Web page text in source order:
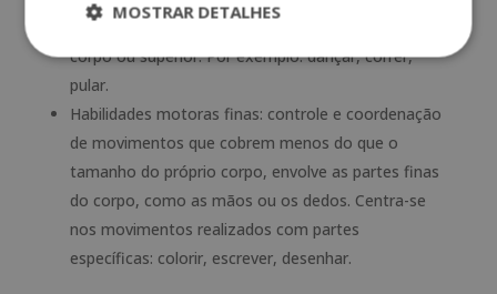
movimentos que compõem o tamanho do próprio
corpo ou superior. Por exemplo: dançar, correr,
pular.
Habilidades motoras finas: controle e coordenação
de movimentos que cobrem menos do que o
tamanho do próprio corpo, envolve as partes finas
do corpo, como as mãos ou os dedos. Centra-se
nos movimentos realizados com partes
específicas: colorir, escrever, desenhar.
MOSTRAR DETALHES